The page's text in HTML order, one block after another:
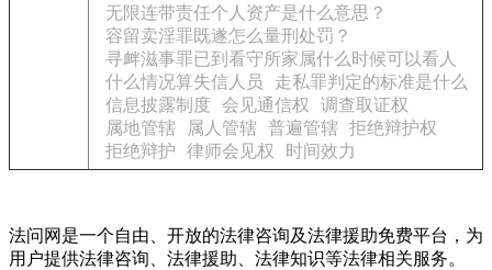
无限连带责任个人资产是什么意思？
容留卖淫罪既遂怎么量刑处罚？
寻衅滋事罪已到看守所家属什么时候可以看人
什么情况算失信人员
走私罪判定的标准是什么
信息披露制度
会见通信权
调查取证权
属地管辖
属人管辖 普遍管辖
拒绝辩护权
拒绝辩护
律师会见权 时间效力
法问网是一个自由、开放的法律咨询及法律援助免费平台，为
用户提供法律咨询、法律援助、法律知识等法律相关服务。